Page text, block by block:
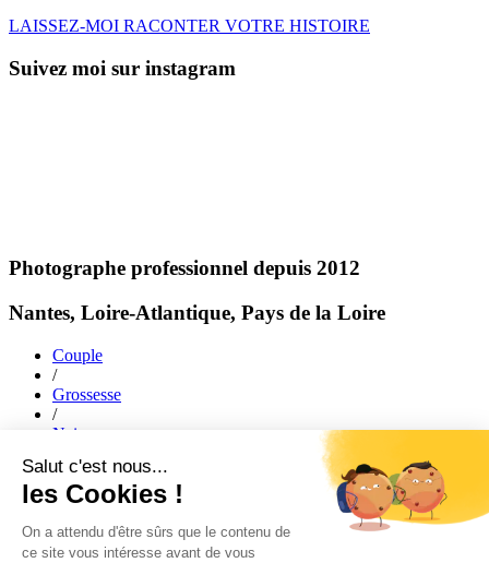
LAISSEZ-MOI RACONTER VOTRE HISTOIRE
Suivez moi sur instagram
Photographe professionnel depuis 2012
Nantes, Loire-Atlantique, Pays de la Loire
Couple
/
Grossesse
/
Naissance
Mariage
/
ACCUEIL|JOURNAL|A PROPOS